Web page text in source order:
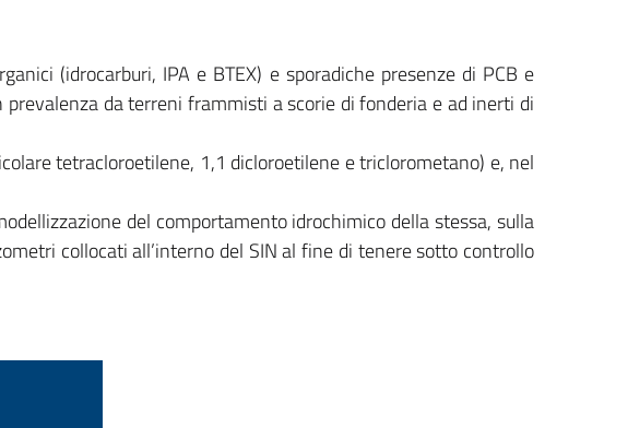
(idrocarburi, IPA e BTEX) e sporadiche presenze di PCB e
da terreni frammisti a scorie di fonderia e ad inerti di
tetracloroetilene, 1,1 dicloroetilene e triclorometano) e, nel
del comportamento idrochimico della stessa, sulla
collocati all’interno del SIN al fine di tenere sotto controllo